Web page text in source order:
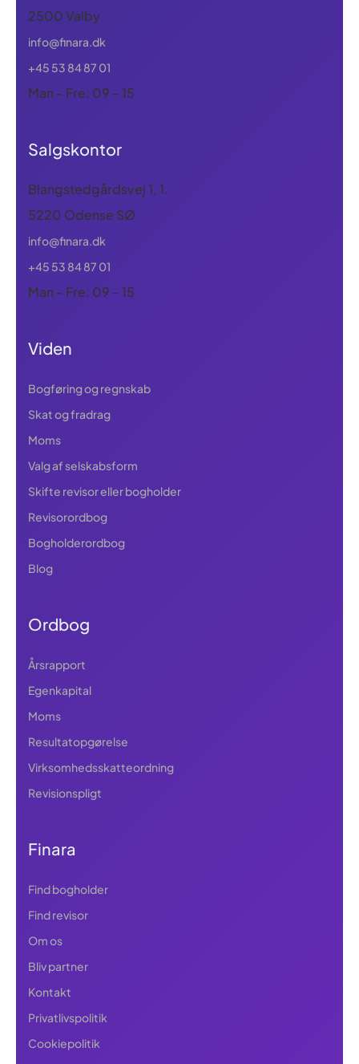
2500 Valby
info@finara.dk
+45 53 84 87 01
Man - Fre: 09 - 15
Salgskontor
Blangstedgårdsvej 1, 1.
5220 Odense SØ
info@finara.dk
+45 53 84 87 01
Man - Fre: 09 - 15
Viden
Bogføring og regnskab
Skat og fradrag
Moms
Valg af selskabsform
Skifte revisor eller bogholder
Revisorordbog
Bogholderordbog
Blog
Ordbog
Årsrapport
Egenkapital
Moms
Resultatopgørelse
Virksomhedsskatteordning
Revisionspligt
Finara
Find bogholder
Find revisor
Om os
Bliv partner
Kontakt
Privatlivspolitik
Cookiepolitik